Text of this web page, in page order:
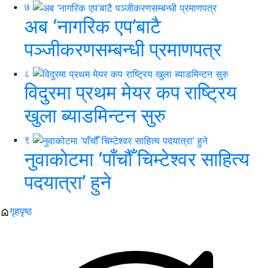
७
अब ‘नागरिक एप’बाटै
पञ्जीकरणसम्बन्धी प्रमाणपत्र
८
विदुरमा प्रथम मेयर कप राष्ट्रिय
खुला ब्याडमिन्टन सुरु
९
नुवाकोटमा ‘पाँचौँ चिम्टेश्वर साहित्य
पदयात्रा’ हुने
गृहपृष्ठ